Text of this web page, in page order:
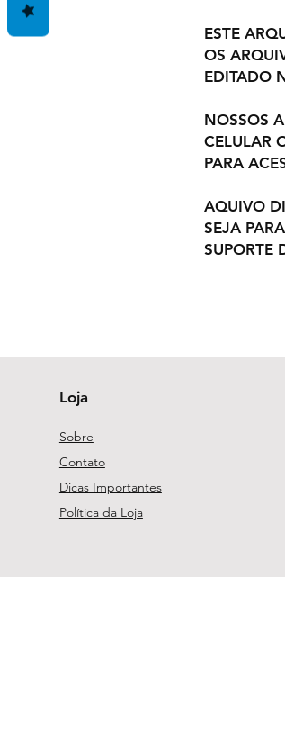
ESTE
OS
EDITADO
NOSSOS
CELULAR
PARA
AQUIVO
SEJA
SUPORTE
Loja
Sobre
Contato
Dicas Importantes
Política da Loja